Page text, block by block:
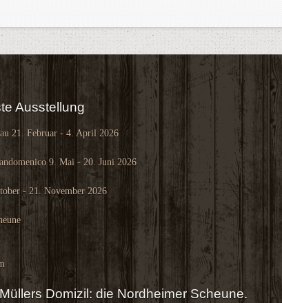
Ausstellung
21. Februar - 4. April 2026
9. Mai - 20. Juni 2026
- 21. November 2026
Domizil: die Nordheimer Scheune.